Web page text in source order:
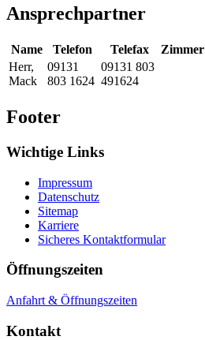
Ansprechpartner
Name Telefon Telefax Zimmer
Herr,
Mack
09131
803 1624
09131 803
491624
Footer
Wichtige Links
Impressum
Datenschutz
Sitemap
Karriere
Sicheres Kontaktformular
Öffnungszeiten
Anfahrt & Öffnungszeiten
Kontakt